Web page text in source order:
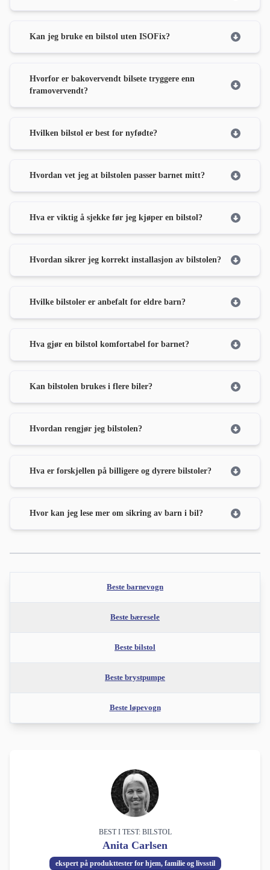
Kan jeg bruke en bilstol uten ISOFix?
Hvorfor er bakovervendt bilsete tryggere enn
framovervendt?
Hvilken bilstol er best for nyfødte?
Hvordan vet jeg at bilstolen passer barnet mitt?
Hva er viktig å sjekke før jeg kjøper en bilstol?
Hvordan sikrer jeg korrekt installasjon av bilstolen?
Hvilke bilstoler er anbefalt for eldre barn?
Hva gjør en bilstol komfortabel for barnet?
Kan bilstolen brukes i flere biler?
Hvordan rengjør jeg bilstolen?
Hva er forskjellen på billigere og dyrere bilstoler?
Hvor kan jeg lese mer om sikring av barn i bil?
Beste barnevogn
Beste bæresele
Beste bilstol
Beste brystpumpe
Beste løpevogn
BEST I TEST: BILSTOL
Anita Carlsen
ekspert på produkttester for hjem, familie og livsstil